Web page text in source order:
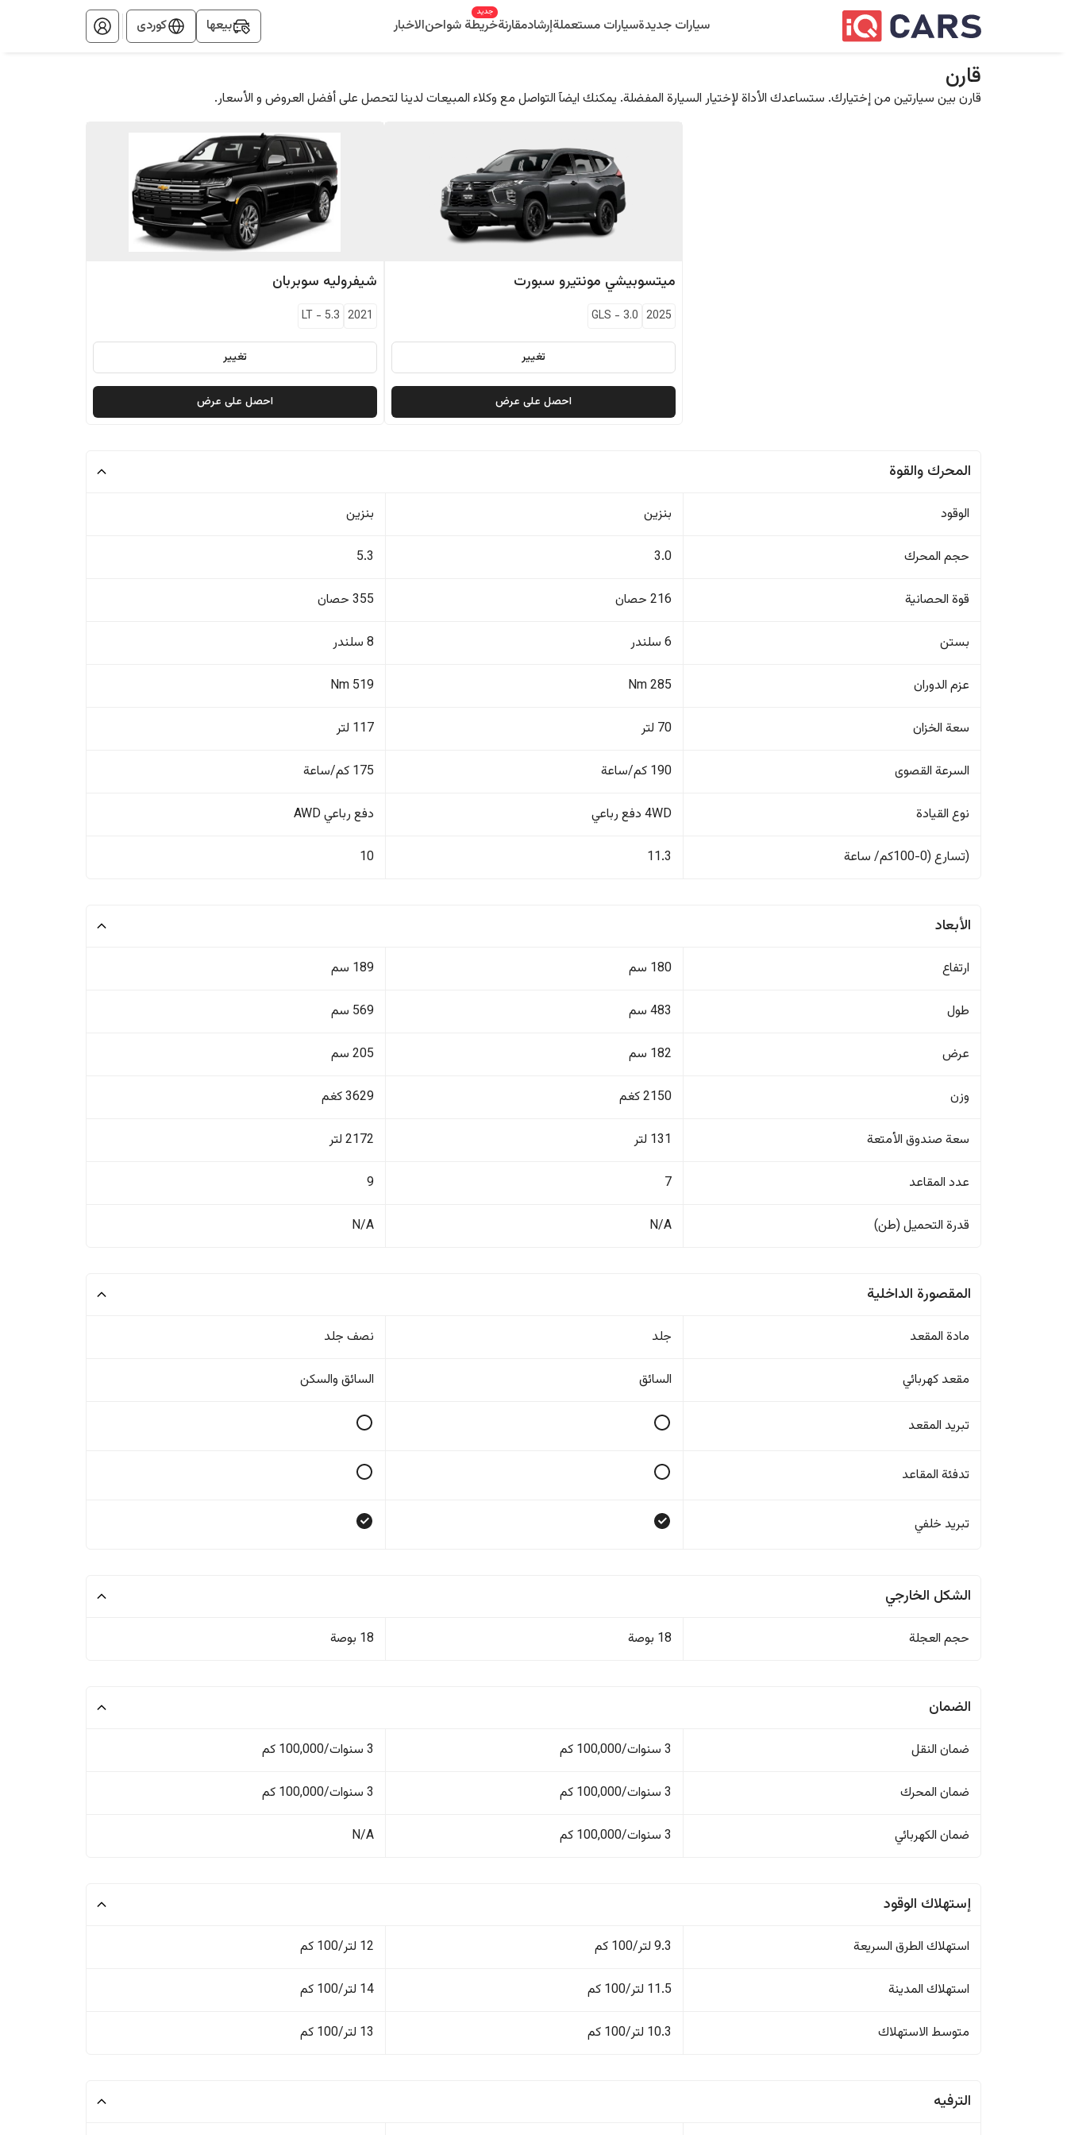
سيارات جديدةسيارات مستعملةإرشادمقارنةخريطة شواحن
جديد
الاخبار بيعها کوردی
قارن
قارن بين سيارتين من إختيارك. ستساعدك الأداة لإختيار السيارة المفضلة. يمكنك ايضآ التواصل مع وكلاء المبيعات لدينا لتحصل على أفضل العروض و الأسعار.
ميتسوبيشي مونتيرو سبورت
2025
GLS - 3.0
تغيير
احصل على عرض
شيفروليه سوبربان
2021
LT- 5.3
تغيير
احصل على عرض
المحرك والقوة
الوقود بنزين بنزين
حجم المحرك 3.0
5.3
قوة الحصانية 216 حصان 355 حصان
بستن 6 سلندر 8 سلندر
عزم الدوران 285 Nm
519 Nm
سعة الخزان 70 لتر 117 لتر
السرعة القصوى 190 كم/ساعة 175 كم/ساعة
نوع القيادة 4WD دفع رباعي دفع رباعي AWD
(تسارع (0-100كم/ ساعة 11.3
10
الأبعاد
ارتفاع 180 سم 189 سم
طول 483 سم 569 سم
عرض 182 سم 205 سم
وزن 2150 كغم 3629 كغم
سعة صندوق الأمتعة 131 لتر 2172 لتر
عدد المقاعد 7
9
قدرة التحميل (طن) N/A
N/A
المقصورة الداخلية
مادة المقعد جلد نصف جلد
مقعد كهربائي السائق السائق والسکن
تبريد المقعد
تدفئة المقاعد
تبريد خلفي
الشكل الخارجي
حجم العجلة 18 بوصة 18 بوصة
الضمان
ضمان النقل 3 سنوات/100,000 كم 3 سنوات/100,000 كم
ضمان المحرك 3 سنوات/100,000 كم 3 سنوات/100,000 كم
ضمان الكهربائي 3 سنوات/100,000 كم N/A
إستهلاك الوقود
استهلاك الطرق السريعة 9.3 لتر/100 كم 12 لتر/100 كم
استهلاك المدينة 11.5 لتر/100 كم 14 لتر/100 كم
متوسط الاستهلاك 10.3 لتر/100 كم 13 لتر/100 كم
الترفيه